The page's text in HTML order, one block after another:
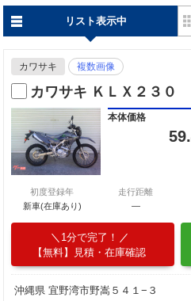
リスト表示中
カワサキ 複数画像
カワサキ ＫＬＸ２３０
本体価格
初度登録年
新車(在庫あり)
走行距離
―
1分で完了！
【無料】見積・在庫確認
沖縄県 宜野湾市野嵩５４１−３